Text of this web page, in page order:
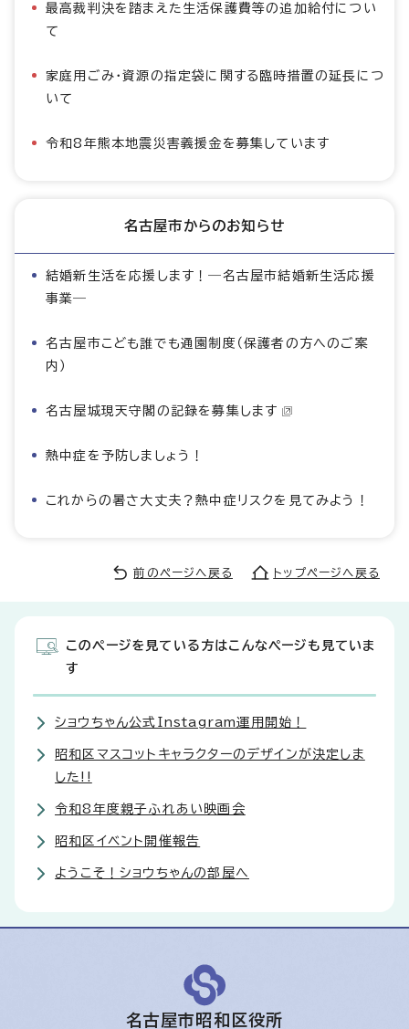
最高裁判決を踏まえた生活保護費等の追加給付につい
て
家庭用ごみ・資源の指定袋に関する臨時措置の延長につ
いて
令和8年熊本地震災害義援金を募集しています
名古屋市からのお知らせ
結婚新生活を応援します！―名古屋市結婚新生活応援
事業―
名古屋市こども誰でも通園制度（保護者の方へのご案
内）
名古屋城現天守閣の記録を募集します
熱中症を予防しましょう！
これからの暑さ大丈夫？熱中症リスクを見てみよう！
前のページへ戻る トップページへ戻る
このページを見ている方はこんなページも見ていま
す
ショウちゃん公式Instagram運用開始！
昭和区マスコットキャラクターのデザインが決定しま
した!!
令和8年度親子ふれあい映画会
昭和区イベント開催報告
ようこそ！ショウちゃんの部屋へ
名古屋市昭和区役所